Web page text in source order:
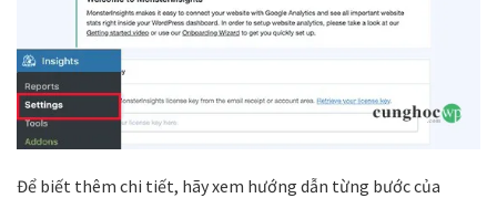
Để biết thêm chi tiết, hãy xem hướng dẫn từng bước của